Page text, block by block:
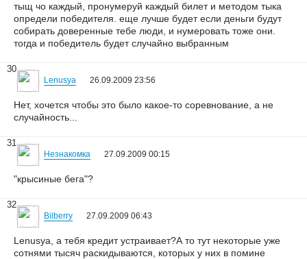
тыщ чо каждый, пронумеруй каждый билет и методом тыка
определи победителя. еще лучше будет если деньги будут
собирать доверенные тебе люди, и нумеровать тоже они.
тогда и победитель будет случайно выбранным
30
Lenusya 26.09.2009 23:56
Нет, хочется чтобы это было какое-то соревнование, а не
случайность...
31
Незнакомка 27.09.2009 00:15
"крысиные бега"?
32
Bilberry 27.09.2009 06:43
Lenusya, а тебя кредит устраивает?А то тут некоторые уже
сотнями тысяч раскидываются, которых у них в помине